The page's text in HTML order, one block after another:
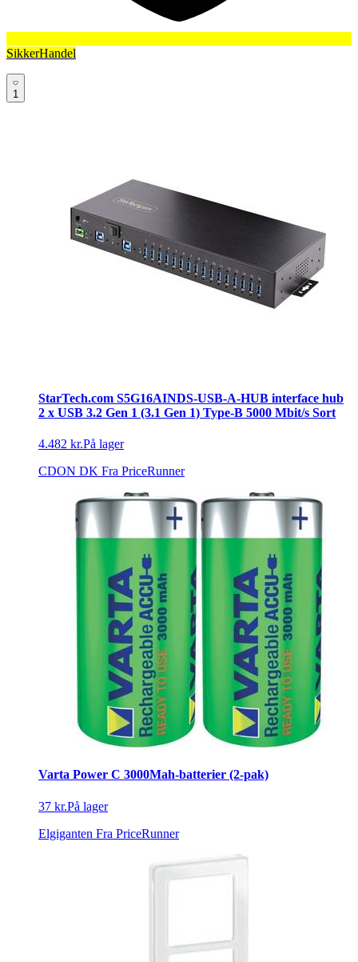
SikkerHandel
1
StarTech.com S5G16AINDS-USB-A-HUB interface hub
2 x USB 3.2 Gen 1 (3.1 Gen 1) Type-B 5000 Mbit/s Sort
4.482 kr.På lager
CDON DK Fra PriceRunner
Varta Power C 3000Mah-batterier (2-pak)
37 kr.På lager
Elgiganten Fra PriceRunner